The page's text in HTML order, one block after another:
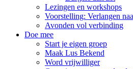
Lezingen en workshops
Voorstelling: Verlangen
Avonden vol verbinding
Doe mee
Start je eigen groep
Maak Lus Bekend
Word vrijwilliger